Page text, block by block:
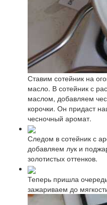
Ставим сотейник на
масло. В сотейник с
маслом, добавляем
корочки. Он придаст
чесночный аромат.
Следом в сотейник с
добавляем лук и
золотистых оттенков.
Теперь пришла
зажариваем до